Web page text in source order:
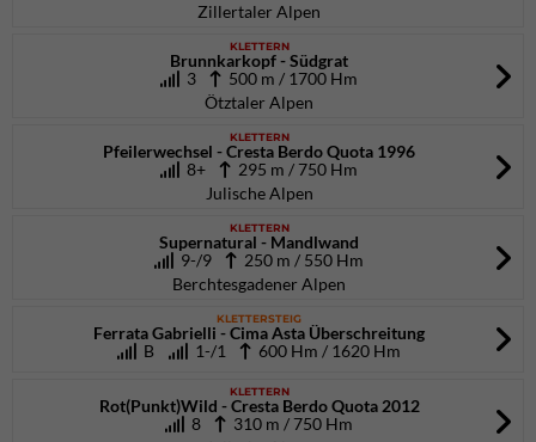
Zillertaler Alpen
KLETTERN
Brunnkarkopf - Südgrat
3
500 m / 1700 Hm
Ötztaler Alpen
KLETTERN
Pfeilerwechsel - Cresta Berdo Quota 1996
8+
295 m / 750 Hm
Julische Alpen
KLETTERN
Supernatural - Mandlwand
9-/9
250 m / 550 Hm
Berchtesgadener Alpen
KLETTERSTEIG
Ferrata Gabrielli - Cima Asta Überschreitung
B
1-/1 600 Hm / 1620 Hm
KLETTERN
Rot(Punkt)Wild - Cresta Berdo Quota 2012
8
310 m / 750 Hm